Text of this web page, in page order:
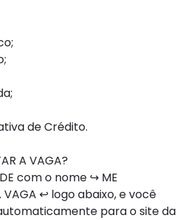
de Crédito.
A VAGA?
com o nome ↪ ME
VAGA ↩ logo abaixo, e você
para o site da